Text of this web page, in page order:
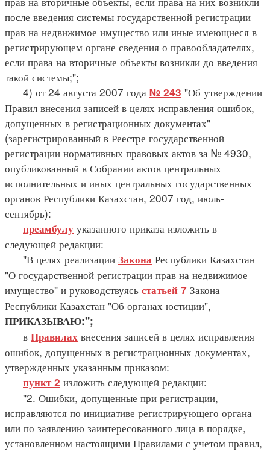
после введения системы государственной регистрации
прав на недвижимое имущество или иные имеющиеся в
регистрирующем органе сведения о правообладателях,
если права на вторичные объекты возникли до введения
такой системы;";
4) от 24 августа 2007 года № 243 "Об утверждении
Правил внесения записей в целях исправления ошибок,
допущенных в регистрационных документах"
(зарегистрированный в Реестре государственной
регистрации нормативных правовых актов за № 4930,
опубликованный в Собрании актов центральных
исполнительных и иных центральных государственных
органов Республики Казахстан, 2007 год, июль-
сентябрь):
преамбулу указанного приказа изложить в
следующей редакции:
"В целях реализации Закона Республики Казахстан
"О государственной регистрации прав на недвижимое
имущество" и руководствуясь статьей 7 Закона
Республики Казахстан "Об органах юстиции",
ПРИКАЗЫВАЮ:";
в Правилах внесения записей в целях исправления
ошибок, допущенных в регистрационных документах,
утвержденных указанным приказом:
пункт 2 изложить следующей редакции:
"2. Ошибки, допущенные при регистрации,
исправляются по инициативе регистрирующего органа
или по заявлению заинтересованного лица в порядке,
установленном настоящими Правилами с учетом правил,